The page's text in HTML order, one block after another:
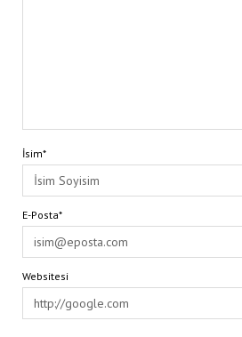
İsim*
E-Posta*
Websitesi